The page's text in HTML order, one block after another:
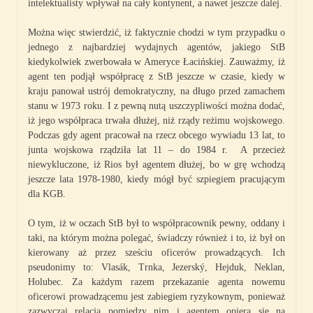
intelektualisty wpływał na cały kontynent, a nawet jeszcze dalej.
Można więc stwierdzić, iż faktycznie chodzi w tym przypadku o
jednego z najbardziej wydajnych agentów, jakiego StB
kiedykolwiek zwerbowała w Ameryce Łacińskiej. Zauważmy, iż
agent ten podjął współpracę z StB jeszcze w czasie, kiedy w
kraju panował ustrój demokratyczny, na długo przed zamachem
stanu w 1973 roku. I z pewną nutą uszczypliwości można dodać,
iż jego współpraca trwała dłużej, niż rządy reżimu wojskowego.
Podczas gdy agent pracował na rzecz obcego wywiadu 13 lat, to
junta wojskowa rządziła lat 11 – do 1984 r. A przecież
niewykluczone, iż Rios był agentem dłużej, bo w grę wchodzą
jeszcze lata 1978-1980, kiedy mógł być szpiegiem pracującym
dla KGB.
O tym, iż w oczach StB był to współpracownik pewny, oddany i
taki, na którym można polegać, świadczy również i to, iż był on
kierowany aż przez sześciu oficerów prowadzących. Ich
pseudonimy to: Vlasák, Trnka, Jezerský, Hejduk, Neklan,
Holubec. Za każdym razem przekazanie agenta nowemu
oficerowi prowadzącemu jest zabiegiem ryzykownym, ponieważ